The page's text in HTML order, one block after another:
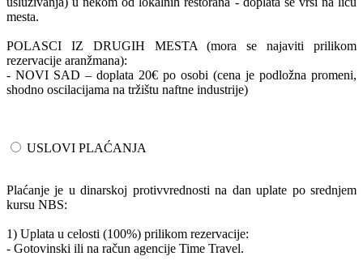
mesta.
POLASCI IZ DRUGIH MESTA (mora se najaviti prilikom
rezervacije aranžmana):
- NOVI SAD – doplata 20€ po osobi (cena je podložna promeni,
shodno oscilacijama na tržištu naftne industrije)
USLOVI PLAĆANJA
Plaćanje je u dinarskoj protivvrednosti na dan uplate po srednjem
kursu NBS:
1) Uplata u celosti (100%) prilikom rezervacije:
- Gotovinski ili na račun agencije Time Travel.